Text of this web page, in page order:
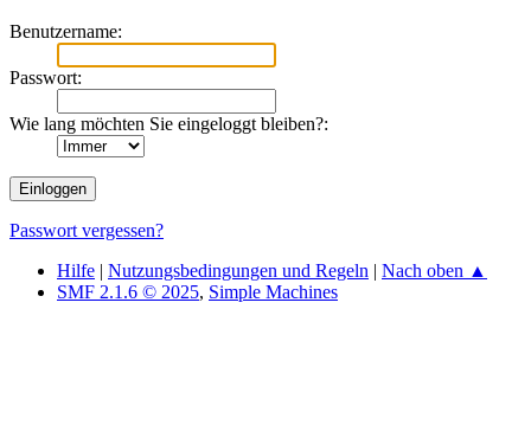
Benutzername:
Passwort:
Wie lang möchten Sie eingeloggt bleiben?:
Passwort vergessen?
Hilfe | Nutzungsbedingungen und Regeln | Nach oben ▲
SMF 2.1.6 © 2025, Simple Machines